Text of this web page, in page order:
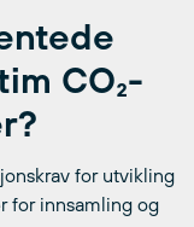
CO₂-
for utvikling
for innsamling og